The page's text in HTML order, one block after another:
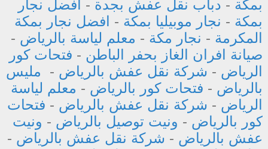
بمكة - دباب نقل عفش بجدة - افضل نجار
بمكة - نجار موبيليا بمكة - افضل نجار بمكة
المكرمة - نجار مكة - معلم لياسة بالرياض -
صيانة افران الغاز بحفر الباطن - فتحات كور
الرياض - شركة نقل عفش بالرياض - مليس
بالرياض - فتحات كور بالرياض - معلم لياسة
الرياض - شركة نقل عفش بالرياض - فتحات
كور بالرياض - ونيت توصيل بالرياض - ونيت
عفش بالرياض - شركة نقل عفش بالرياض -